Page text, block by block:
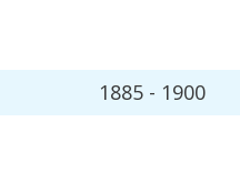
1885 - 1900